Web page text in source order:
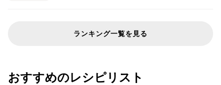
ランキング一覧を見る
おすすめのレシピリスト